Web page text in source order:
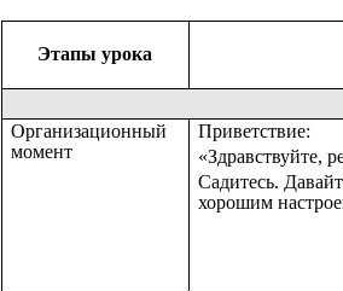
Этапы урока
Организационный
момент
Приветствие:
«Здравствуйте,
Садитесь.
хорошим